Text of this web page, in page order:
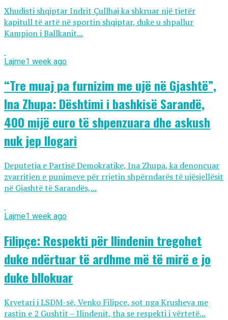
Xhudisti shqiptar Indrit Çullhaj ka shkruar një tjetër
kapitull të artë në sportin shqiptar, duke u shpallur
Kampion i Ballkanit...
Lajme1 week ago
“Tre muaj pa furnizim me ujë në Gjashtë”,
Ina Zhupa: Dështimi i bashkisë Sarandë,
400 mijë euro të shpenzuara dhe askush
nuk jep llogari
Deputetja e Partisë Demokratike, Ina Zhupa, ka denoncuar
zvarritjen e punimeve për rrjetin shpërndarës të ujësjellësit
në Gjashtë të Sarandës,...
Lajme1 week ago
Filipçe: Respekti për Ilindenin tregohet
duke ndërtuar të ardhme më të mirë e jo
duke bllokuar
Kryetari i LSDM-së, Venko Filipce, sot nga Krusheva me
rastin e 2 Gushtit – Ilindenit, tha se respekti i vërtetë...